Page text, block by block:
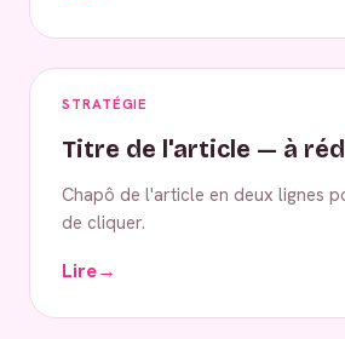
STRATÉGIE
Titre de l'article — à
Chapô de l'article en deux lignes
de cliquer.
Lire→